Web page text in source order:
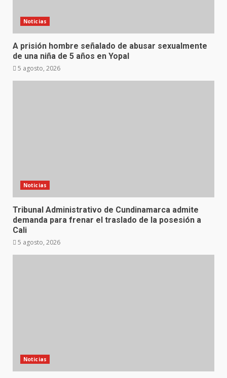
Noticias
A prisión hombre señalado de abusar sexualmente
de una niña de 5 años en Yopal
5 agosto, 2026
Noticias
Tribunal Administrativo de Cundinamarca admite
demanda para frenar el traslado de la posesión a
Cali
5 agosto, 2026
Noticias